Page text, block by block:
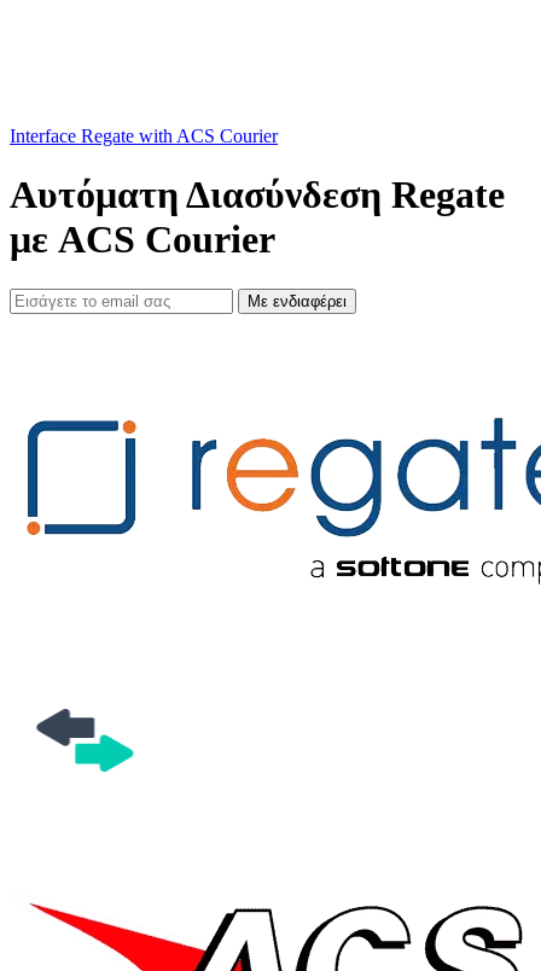
Interface Regate with ACS Courier
Αυτόματη Διασύνδεση Regate
με ACS Courier
Με ενδιαφέρει